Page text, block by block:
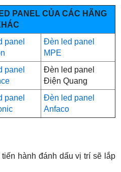
PANEL CỦA CÁC HÃNG
panel
Đèn led panel
MPE
panel
Đèn led panel
Điện Quang
panel
Đèn led panel
Anfaco
hành đánh dấu vị trí sẽ lắp